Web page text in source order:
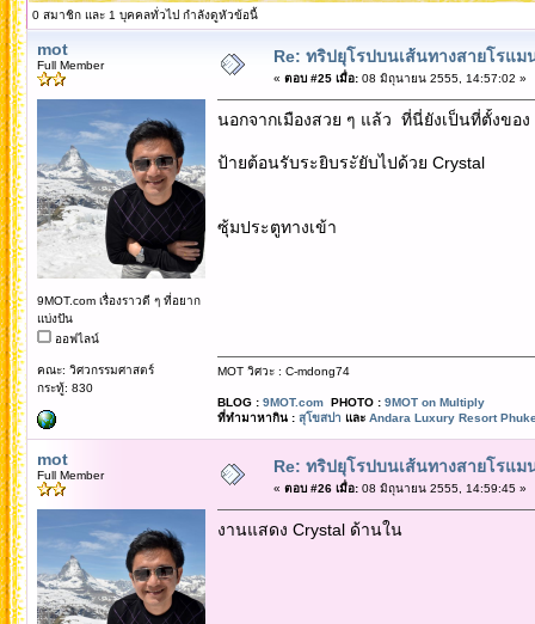
0 สมาชิก และ 1 บุคคลทั่วไป กำลังดูหัวข้อนี้
mot
Full Member
9MOT.com เรื่องราวดี ๆ ที่อยาก
แบ่งปัน
ออฟไลน์
คณะ: วิศวกรรมศาสตร์
กระทู้: 830
Re: ทริปยุโรปบนเส้นทางสายโรแม
« ตอบ #25 เมื่อ:08 มิถุนายน 2555, 14:57:02 »
นอกจากเมืองสวย ๆ แล้ว ที่นี่ยังเป็นที่ตั้งขอ
ป้ายต้อนรับระยิบระัยับไปด้วย Crystal
ซุ้มประตูทางเข้า
MOT วิศวะ : C-mdong74
BLOG : 9MOT.comPHOTO : 9MOT on Multiply
ที่ทำมาหากิน : สุโขสปา และ Andara Luxury Resort
mot
Full Member Re: ทริปยุโรปบนเส้นทางสายโรแม
« ตอบ #26 เมื่อ:08 มิถุนายน 2555, 14:59:45 »
งานแสดง Crystal ด้านใน